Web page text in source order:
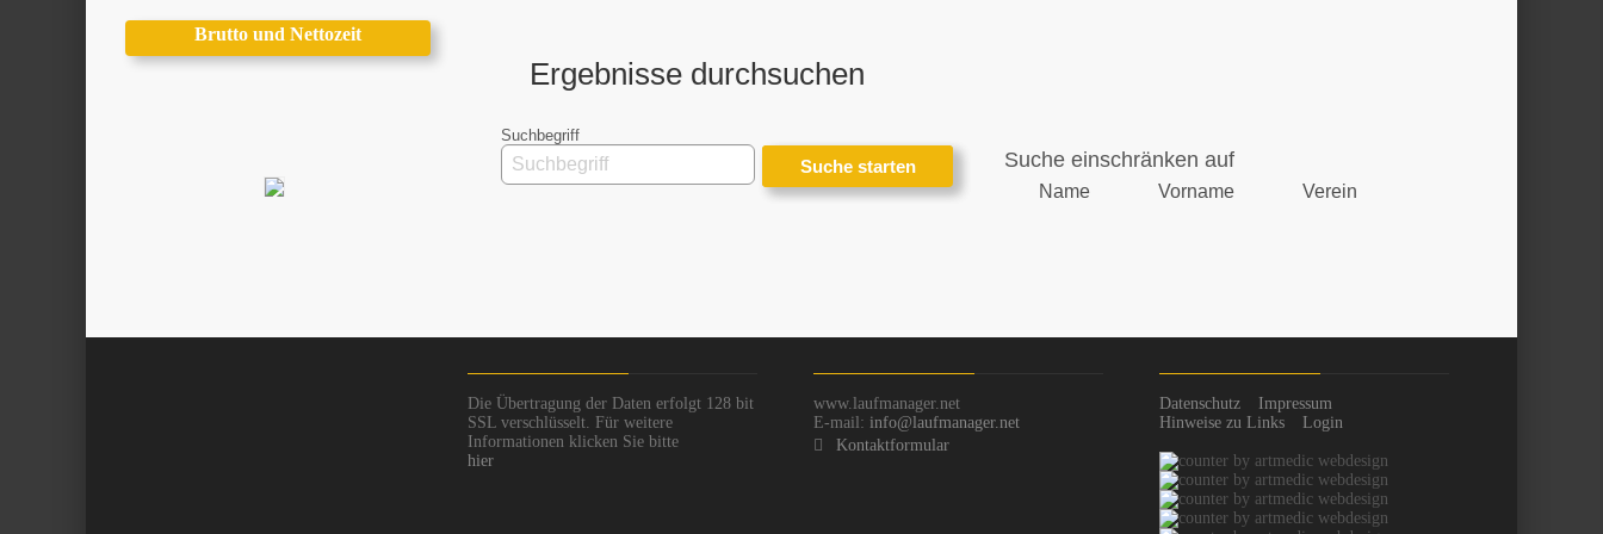
Brutto und Nettozeit
Ergebnisse durchsuchen
Suchbegriff
Suche einschränken auf
Name Vorname Verein
Die Übertragung der Daten erfolgt 128 bit
SSL verschlüsselt. Für weitere
Informationen klicken Sie bitte
hier
www.laufmanager.net
E-mail: info@laufmanager.net
Kontaktformular
Datenschutz
Impressum
Hinweise zu Links
Login